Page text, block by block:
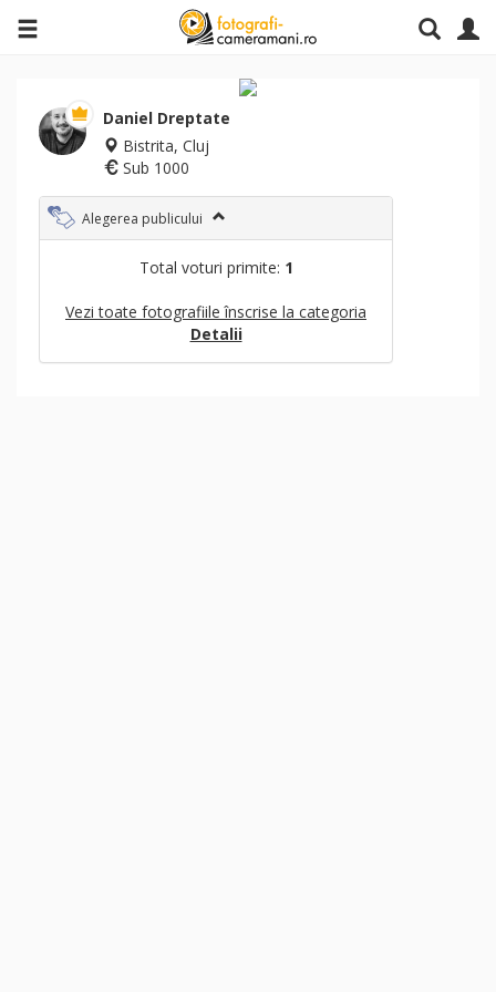
Daniel Dreptate
Bistrita, Cluj
Sub 1000
Alegerea publicului
Total voturi primite: 1
Vezi toate fotografiile înscrise la categoria
Detalii